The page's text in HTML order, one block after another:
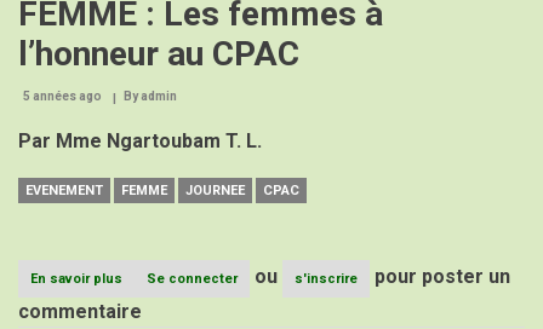
FEMME : Les femmes à
l’honneur au CPAC
5 années ago Byadmin
Par Mme Ngartoubam T. L.
EVENEMENT FEMME JOURNEE CPAC
En savoir plus
JOURNEE
INTERNATIONALE
Se connecter ou s'inscrire
pour poster un
commentaire